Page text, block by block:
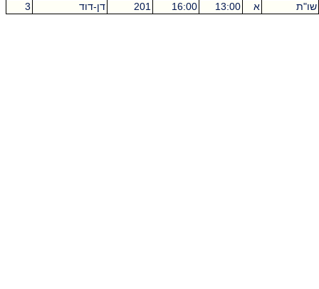
שו"ת
א 13:00
16:00
201 דן-דוד 3